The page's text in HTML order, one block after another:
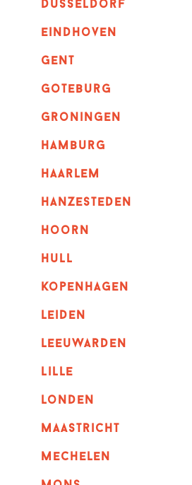
dusseldorf
eindhoven
GENT
goteburg
groningen
hamburg
haarlem
hanzesteden
hoorn
hull
kopenhagen
leiden
leeuwarden
lille
londen
maastricht
mechelen